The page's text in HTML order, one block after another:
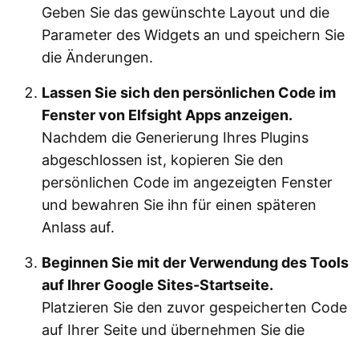
Geben Sie das gewünschte Layout und die
Parameter des Widgets an und speichern Sie
die Änderungen.
Lassen Sie sich den persönlichen Code im
Fenster von Elfsight Apps anzeigen.
Nachdem die Generierung Ihres Plugins
abgeschlossen ist, kopieren Sie den
persönlichen Code im angezeigten Fenster
und bewahren Sie ihn für einen späteren
Anlass auf.
Beginnen Sie mit der Verwendung des Tools
auf Ihrer Google Sites-Startseite.
Platzieren Sie den zuvor gespeicherten Code
auf Ihrer Seite und übernehmen Sie die